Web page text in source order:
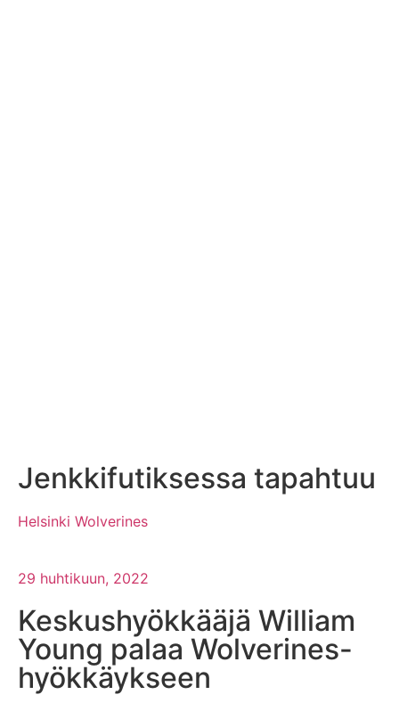
Jenkkifutiksessa tapahtuu
Helsinki Wolverines
29 huhtikuun, 2022
Keskushyökkääjä William
Young palaa Wolverines-
hyökkäykseen